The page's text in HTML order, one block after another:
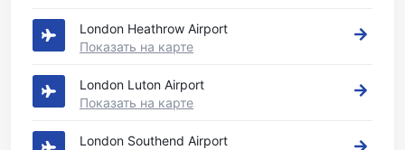
London Heathrow Airport
Показать на карте
London Luton Airport
Показать на карте
London Southend Airport